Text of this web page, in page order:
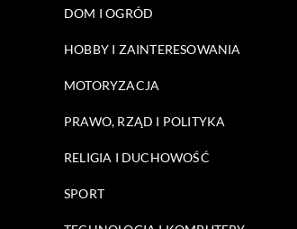
DOM I OGRÓD
HOBBY I ZAINTERESOWANIA
MOTORYZACJA
PRAWO, RZĄD I POLITYKA
RELIGIA I DUCHOWOŚĆ
SPORT